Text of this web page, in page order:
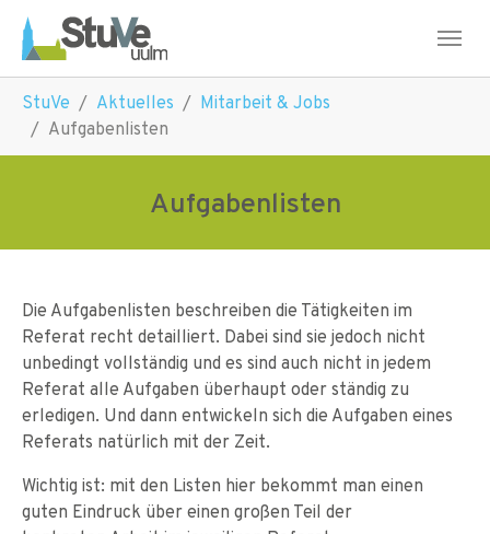
Skip to main navigation
Skip to main content
Skip to page footer
StuVe Aktuelles
Mitarbeit & Jobs
Aufgabenlisten
Aufgabenlisten
Die Aufgabenlisten beschreiben die Tätigkeiten im
Referat recht detailliert. Dabei sind sie jedoch nicht
unbedingt vollständig und es sind auch nicht in jedem
Referat alle Aufgaben überhaupt oder ständig zu
erledigen. Und dann entwickeln sich die Aufgaben eines
Referats natürlich mit der Zeit.
Wichtig ist: mit den Listen hier bekommt man einen
guten Eindruck über einen großen Teil der